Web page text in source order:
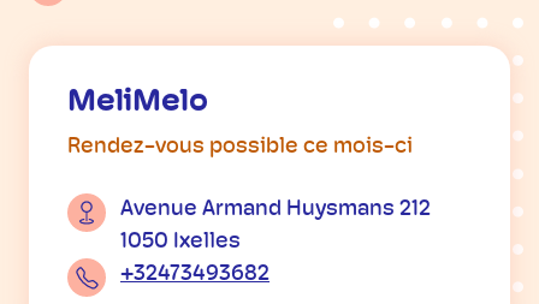
MeliMelo
Rendez-vous possible ce mois-ci
Avenue Armand Huysmans 212
1050 Ixelles
+32473493682